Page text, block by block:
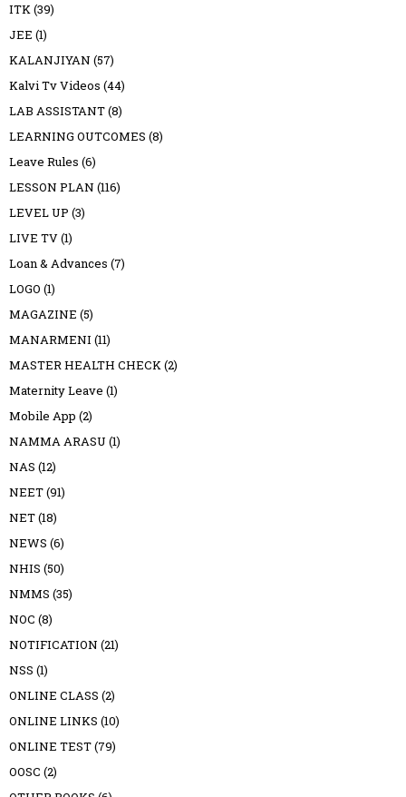
ITK(39)
JEE (1)
KALANJIYAN (57)
Kalvi Tv Videos (44)
LAB ASSISTANT(8)
LEARNING OUTCOMES (8)
Leave Rules (6)
LESSON PLAN (116)
LEVEL UP (3)
LIVE TV(1)
Loan & Advances (7)
LOGO (1)
MAGAZINE (5)
MANARMENI (11)
MASTER HEALTH CHECK(2)
Maternity Leave (1)
Mobile App (2)
NAMMA ARASU (1)
NAS (12)
NEET(91)
NET(18)
NEWS (6)
NHIS (50)
NMMS (35)
NOC (8)
NOTIFICATION (21)
NSS (1)
ONLINE CLASS (2)
ONLINE LINKS (10)
ONLINE TEST(79)
OOSC (2)